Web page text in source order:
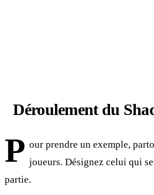
Déroulement du
P our prendre un exemple,
joueurs. Désignez celui qui
partie.